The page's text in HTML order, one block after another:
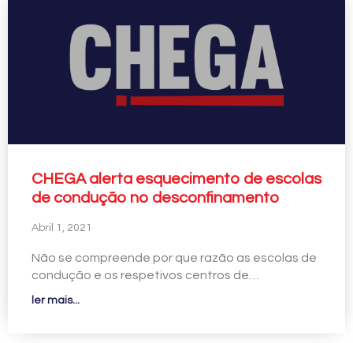
CHEGA alerta esquecimento de escolas
de condução no desconfinamento
Abril 1, 2021
Não se compreende por que razão as escolas de
condução e os respetivos centros de…
ler mais...